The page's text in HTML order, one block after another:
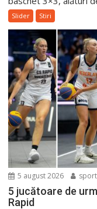
Slider Stiri
5 august 2026
5 jucătoare de
Rapid